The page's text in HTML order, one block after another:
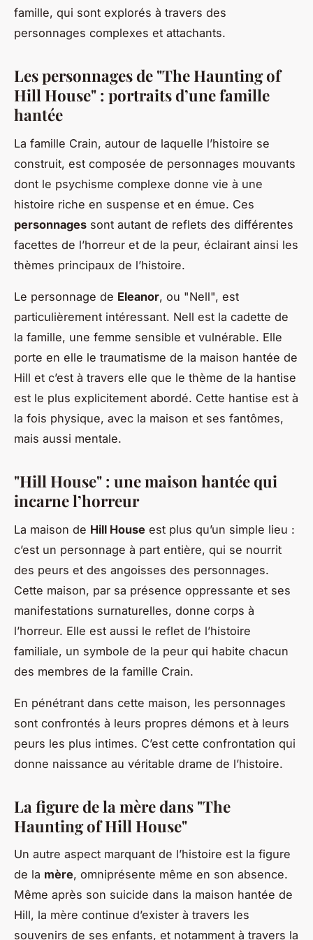
famille, qui sont explorés à travers des
personnages complexes et attachants.
Les personnages de "The Haunting of
Hill House" : portraits d’une famille
hantée
La famille Crain, autour de laquelle l’histoire se
construit, est composée de personnages mouvants
dont le psychisme complexe donne vie à une
histoire riche en suspense et en émue. Ces
personnages sont autant de reflets des différentes
facettes de l’horreur et de la peur, éclairant ainsi les
thèmes principaux de l’histoire.
Le personnage de Eleanor, ou "Nell", est
particulièrement intéressant. Nell est la cadette de
la famille, une femme sensible et vulnérable. Elle
porte en elle le traumatisme de la maison hantée de
Hill et c’est à travers elle que le thème de la hantise
est le plus explicitement abordé. Cette hantise est à
la fois physique, avec la maison et ses fantômes,
mais aussi mentale.
"Hill House" : une maison hantée qui
incarne l’horreur
La maison de Hill House est plus qu’un simple lieu :
c’est un personnage à part entière, qui se nourrit
des peurs et des angoisses des personnages.
Cette maison, par sa présence oppressante et ses
manifestations surnaturelles, donne corps à
l’horreur. Elle est aussi le reflet de l’histoire
familiale, un symbole de la peur qui habite chacun
des membres de la famille Crain.
En pénétrant dans cette maison, les personnages
sont confrontés à leurs propres démons et à leurs
peurs les plus intimes. C’est cette confrontation qui
donne naissance au véritable drame de l’histoire.
La figure de la mère dans "The
Haunting of Hill House"
Un autre aspect marquant de l’histoire est la figure
de la mère, omniprésente même en son absence.
Même après son suicide dans la maison hantée de
Hill, la mère continue d’exister à travers les
souvenirs de ses enfants, et notamment à travers la